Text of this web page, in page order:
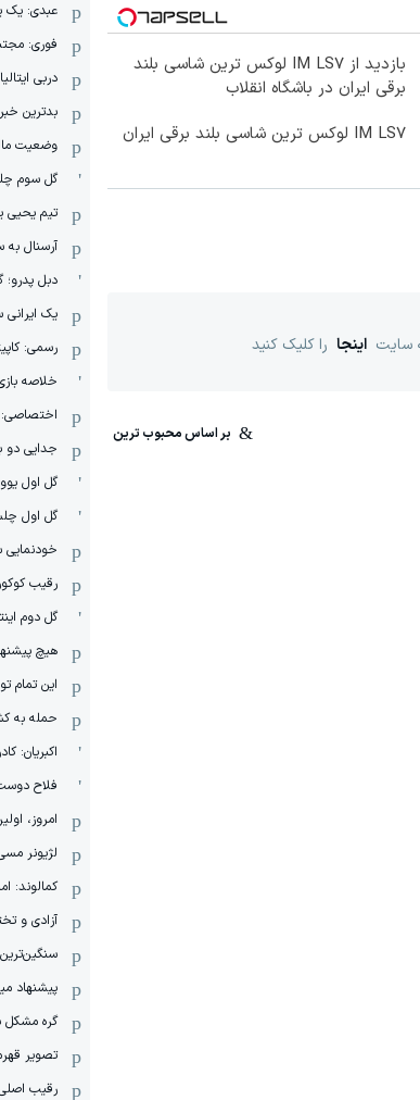
بازدید از IM LS7 لوکس ترین شاسی بلند
برقی ایران در باشگاه انقلاب
IM LS7 لوکس ترین شاسی بلند برقی ایران
سایت اینجا را کلیک کنید
عبدی: یک
فوری:
دربی
بدترین
وضعیت
گل سوم
تیم یحیی
آرسنال
دبل
یک
رسمی:
خلاصه بازی
اختصاصی:
جدایی دو
گل اول
گل اول
رقیب
گل دوم
هیچ
این تمام
حمله به
اکبریان:
فلاح
امروز،
لژیونر
کمالوند:
آزادی و
پیشنهاد
گره مشکل
تصویر
رقیب اصلی